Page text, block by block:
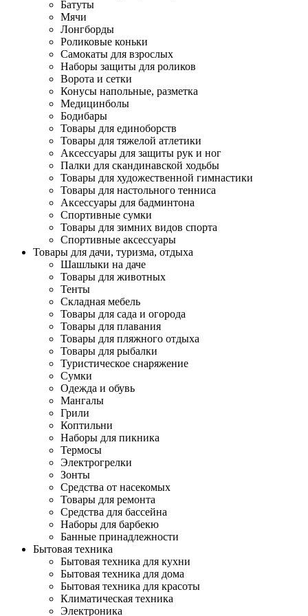
Батуты
Мячи
Лонгборды
Роликовые коньки
Самокаты для взрослых
Наборы защиты для роликов
Ворота и сетки
Конусы напольные, разметка
Медицинболы
Бодибары
Товары для единоборств
Товары для тяжелой атлетики
Аксессуары для защиты рук и ног
Палки для скандинавской ходьбы
Товары для художественной гимнастики
Товары для настольного тенниса
Аксессуары для бадминтона
Спортивные сумки
Товары для зимних видов спорта
Спортивные аксессуары
Товары для дачи, туризма, отдыха
Шашлыки на даче
Товары для животных
Тенты
Складная мебель
Товары для сада и огорода
Товары для плавания
Товары для пляжного отдыха
Товары для рыбалки
Туристическое снаряжение
Сумки
Одежда и обувь
Мангалы
Грили
Коптильни
Наборы для пикника
Термосы
Электрогрелки
Зонты
Средства от насекомых
Товары для ремонта
Средства для бассейна
Наборы для барбекю
Банные принадлежности
Бытовая техника
Бытовая техника для кухни
Бытовая техника для дома
Бытовая техника для красоты
Климатическая техника
Электроника